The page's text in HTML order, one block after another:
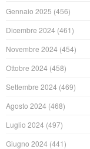
Gennaio 2025 (456)
Dicembre 2024 (461)
Novembre 2024 (454)
Ottobre 2024 (458)
Settembre 2024 (469)
Agosto 2024 (468)
Luglio 2024 (497)
Giugno 2024 (441)